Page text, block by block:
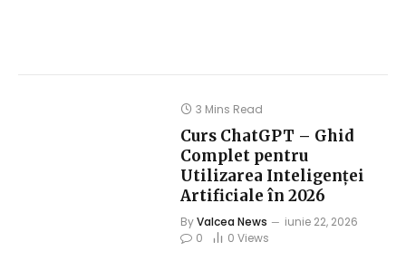
3 Mins Read
Curs ChatGPT – Ghid
Complet pentru
Utilizarea Inteligenței
Artificiale în 2026
ByValcea News
iunie 22, 2026
0
0Views